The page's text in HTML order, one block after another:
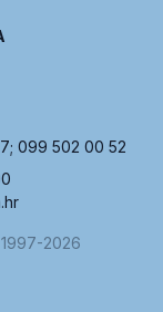
099 502 00 52
2026